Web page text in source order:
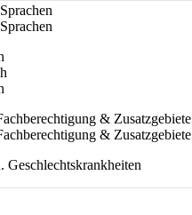
& Zusatzgebiete
& Zusatzgebiete
Geschlechtskrankheiten